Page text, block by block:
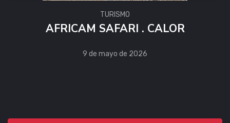
TURISMO
AFRICAM SAFARI . CALOR
9 de mayo de 2026